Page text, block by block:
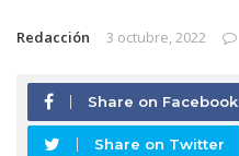
Redacción 3 octubre, 2022
Share on Facebook
Share on Twitter